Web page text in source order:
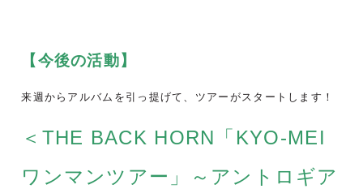
【今後の活動】
来週からアルバムを引っ提げて、ツアーがスタートします！
＜THE BACK HORN「KYO-MEI
ワンマンツアー」～アントロギア